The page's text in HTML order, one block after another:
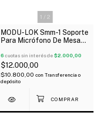
1 / 2
MODU-LOK Smm-1 Soporte
Para Micrófono De Mesa
6 cuotas sin interés de$2.000,00
$12.000,00
$10.800,00 con Transferencia o
depósito